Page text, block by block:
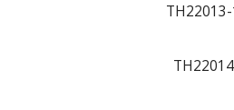
TH22013-
TH22014